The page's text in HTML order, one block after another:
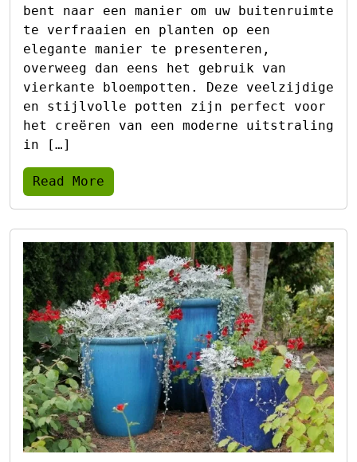
bent naar een manier om uw buitenruimte
te verfraaien en planten op een
elegante manier te presenteren,
overweeg dan eens het gebruik van
vierkante bloempotten. Deze veelzijdige
en stijlvolle potten zijn perfect voor
het creëren van een moderne uitstraling
in […]
Read More